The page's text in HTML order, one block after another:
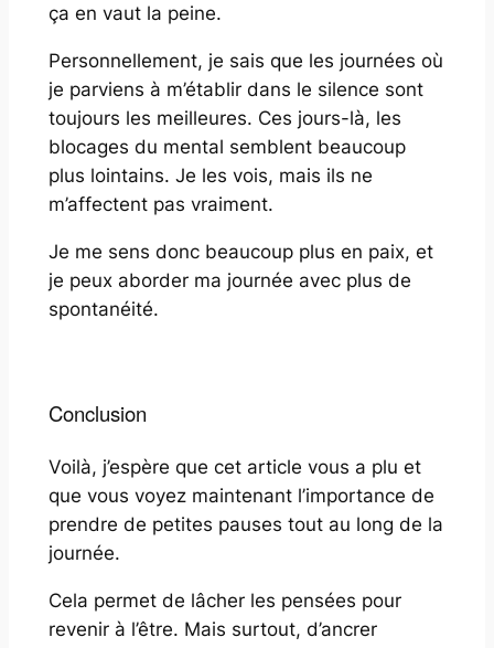
ça en vaut la peine.
Personnellement, je sais que les journées où
je parviens à m’établir dans le silence sont
toujours les meilleures. Ces jours-là, les
blocages du mental semblent beaucoup
plus lointains. Je les vois, mais ils ne
m’affectent pas vraiment.
Je me sens donc beaucoup plus en paix, et
je peux aborder ma journée avec plus de
spontanéité.
Conclusion
Voilà, j’espère que cet article vous a plu et
que vous voyez maintenant l’importance de
prendre de petites pauses tout au long de la
journée.
Cela permet de lâcher les pensées pour
revenir à l’être. Mais surtout, d’ancrer